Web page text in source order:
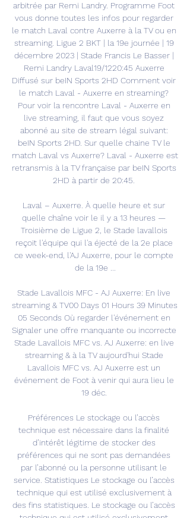
arbitrée par Remi Landry. Programme Foot
vous donne toutes les infos pour regarder
le match Laval contre Auxerre à la TV ou en
streaming. Ligue 2 BKT | la 19e journée | 19
décembre 2023 | Stade Francis Le Basser |
Remi Landry Laval19/1220:45 Auxerre
Diffusé sur beIN Sports 2HD Comment voir
le match Laval - Auxerre en streaming?
Pour voir la rencontre Laval - Auxerre en
live streaming, il faut que vous soyez
abonné au site de stream légal suivant:
beIN Sports 2HD. Sur quelle chaine TV le
match Laval vs Auxerre? Laval - Auxerre est
retransmis à la TV française par beIN Sports
2HD à partir de 20:45.
Laval – Auxerre. À quelle heure et sur
quelle chaîne voir le il y a 13 heures —
Troisième de Ligue 2, le Stade lavallois
reçoit l'équipe qui l'a éjecté de la 2e place
ce week-end, l'AJ Auxerre, pour le compte
de la 19e ...
Stade Lavallois MFC - AJ Auxerre: En live
streaming & TV00 Days 01 Hours 39 Minutes
05 Seconds Où regarder l'événement en
Signaler une offre manquante ou incorrecte
Stade Lavallois MFC vs. AJ Auxerre: en live
streaming & à la TV aujourd'hui Stade
Lavallois MFC vs. AJ Auxerre est un
événement de Foot à venir qui aura lieu le
19 déc.
Préférences Le stockage ou l’accès
technique est nécessaire dans la finalité
d’intérêt légitime de stocker des
préférences qui ne sont pas demandées
par l’abonné ou la personne utilisant le
service. Statistiques Le stockage ou l’accès
technique qui est utilisé exclusivement à
des fins statistiques. Le stockage ou l’accès